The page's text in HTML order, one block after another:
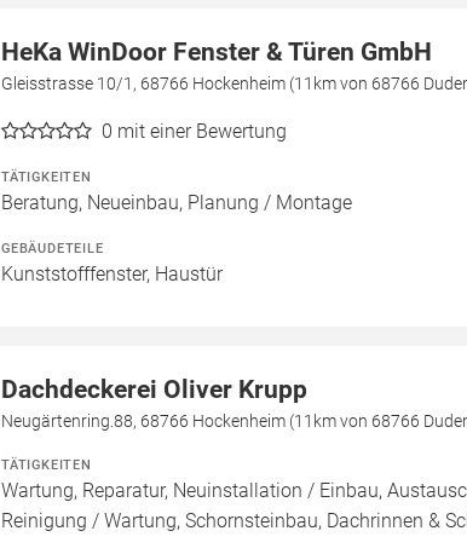
HeKa WinDoor Fenster & Türen GmbH
Gleisstrasse 10/1, 68766 Hockenheim (11km von 68766
0 mit einer Bewertung
TÄTIGKEITEN
Beratung, Neueinbau, Planung / Montage
GEBÄUDETEILE
Kunststofffenster, Haustür
Dachdeckerei Oliver Krupp
Neugärtenring.88, 68766 Hockenheim (11km von 68766
TÄTIGKEITEN
Wartung, Reparatur, Neuinstallation / Einbau,
Reinigung / Wartung, Schornsteinbau, Dachrinnen &